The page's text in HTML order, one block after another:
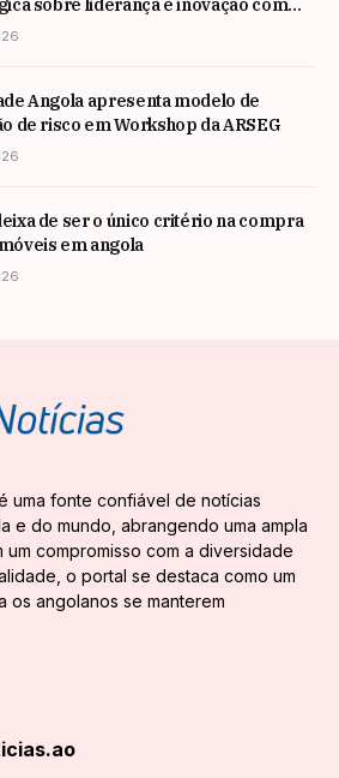
sobre liderança e inovação com
internacional Nadim Habib
Angola apresenta modelo de
de risco em Workshop da ARSEG
de ser o único critério na compra
em angola
uma fonte confiável de notícias
e do mundo, abrangendo uma ampla
um compromisso com a diversidade
o portal se destaca como um
os angolanos se manterem